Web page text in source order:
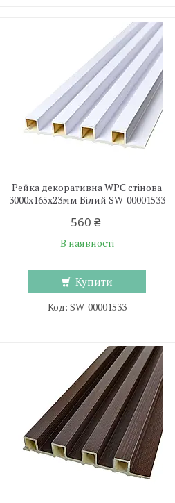
Рейка декоративна WPC стінова
3000х165х23мм Білий SW-00001533
560 ₴
В наявності
Купити
SW-00001533